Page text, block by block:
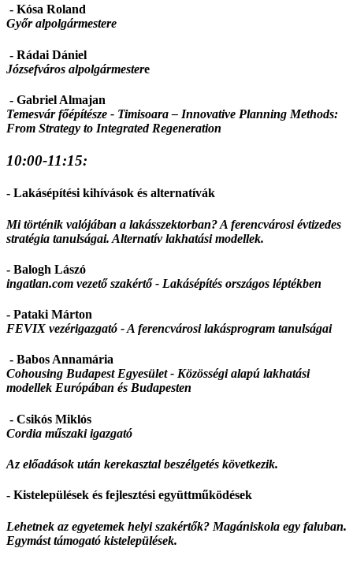
- Kósa Roland
Győr alpolgármestere
- Rádai Dániel
Józsefváros alpolgármestere
- Gabriel Almajan
Temesvár főépítésze - Timisoara – Innovative Planning Methods:
From Strategy to Integrated Regeneration
10:00-11:15:
- Lakásépítési kihívások és alternatívák
Mi történik valójában a lakásszektorban? A ferencvárosi évtizedes
stratégia tanulságai. Alternatív lakhatási modellek.
- Balogh Lászó
ingatlan.com vezető szakértő - Lakásépítés országos léptékben
- Pataki Márton
FEVIX vezérigazgató -A ferencvárosi lakásprogram tanulságai
- Babos Annamária
Cohousing Budapest Egyesület - Közösségi alapú lakhatási
modellek Európában és Budapesten
- Csikós Miklós
Cordia műszaki igazgató
Az előadások után kerekasztal beszélgetés következik.
- Kistelepülések és fejlesztési együttműködések
Lehetnek az egyetemek helyi szakértők? Magániskola egy faluban.
Egymást támogató kistelepülések.